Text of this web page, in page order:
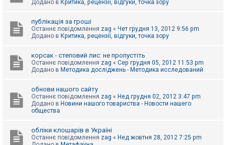
Додано в Критика, рецензії, відгуки, точка зору
публікація за гроші
Останнє повідомлення zag « Чет грудня 13, 2012 9:56 pm
Додано в Критика, рецензії, відгуки, точка зору
корсак - степовий лис: не пропустіть
Останнє повідомлення zag « Сер грудня 05, 2012 11:53 pm
Додано в Методика досліджень - Методика исследований
обнови нашого сайту
Останнє повідомлення zag « Нед грудня 02, 2012 3:47 pm
Додано в Новини нашого товариства - Новости нашего
общества
обліки клошарів в Україні
Останнє повідомлення zag « Нед жовтня 28, 2012 7:25 pm